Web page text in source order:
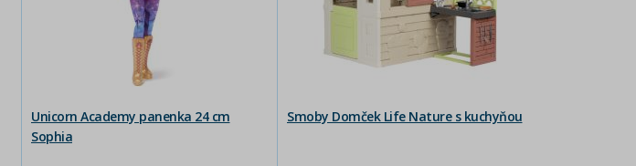
Unicorn Academy panenka 24 cm
Sophia
Smoby Domček Life Nature s kuchyňou